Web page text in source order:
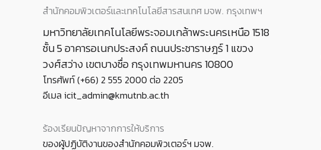
สำนักคอมพิวเตอร์และเทคโนโลยีสารสนเทศ มจพ. กรุงเทพฯ
มหาวิทยาลัยเทคโนโลยีพระจอมเกล้าพระนครเหนือ 1518
ชั้น 5 อาคารอเนกประสงค์ ถนนประชาราษฎร์ 1 แขวง
วงศ์สว่าง เขตบางซื่อ กรุงเทพมหานคร 10800
โทรศัพท์ (+66) 2 555 2000 ต่อ 2205
อีเมล icit_admin@kmutnb.ac.th
ร้องเรียนปัญหาจากการให้บริการ
ของผู้ปฏิบัติงานของสำนักคอมพิวเตอร์ฯ มจพ.